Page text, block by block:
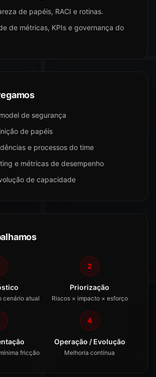
de papéis, RACI e rotinas.
de métricas, KPIs e governança do
de segurança
de papéis
e processos do time
e métricas de desempenho
de capacidade
cenário atual
2
Priorização
Riscos × impacto × esforço
fricção
4
Operação / Evolução
Melhoria contínua